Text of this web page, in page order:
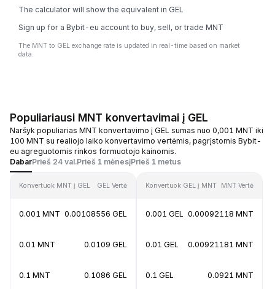
The calculator will show the equivalent in GEL
Sign up for a Bybit-eu account to buy, sell, or trade MNT
The MNT to GEL exchange rate is updated in real-time based on market
data.
Populiariausi MNT konvertavimai į GEL
Naršyk populiarias MNT konvertavimo į GEL sumas nuo 0,001 MNT iki
100 MNT su realiojo laiko konvertavimo vertėmis, pagrįstomis Bybit-
eu agreguotomis rinkos formuotojo kainomis.
DabarPrieš 24 val.Prieš 1 mėnesįPrieš 1 metus
Konvertuok MNT į GEL GEL Vertė
0.001 MNT 0.00108556 GEL
0.01 MNT 0.0109 GEL
0.1 MNT 0.1086 GEL
Konvertuok GEL į MNT MNT Vertė
0.001 GEL 0.00092118 MNT
0.01 GEL 0.00921181 MNT
0.1 GEL 0.0921 MNT